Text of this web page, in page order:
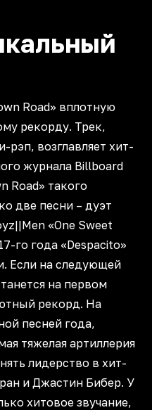
Road» вплотную
рекорду. Трек,
рэп, возглавляет хит-
журнала Billboard
Road» такого
две песни – дуэт
«One Sweet
го года «Despacito»
Если на следующей
на первом
рекорд. На
песней года,
тяжелая артиллерия
лидерство в хит-
и Джастин Бибер. У
хитовое звучание,